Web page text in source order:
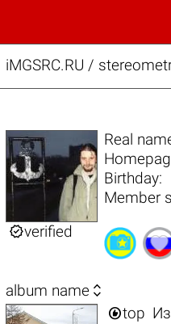
iMGSRC.RU /
verified
Real
Birthday:
Member
album name 
top